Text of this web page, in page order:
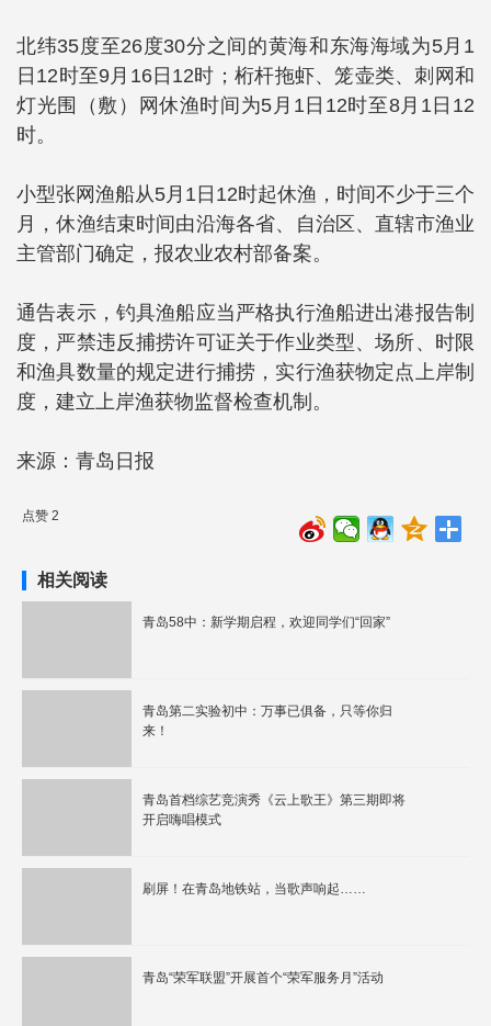
北纬35度至26度30分之间的黄海和东海海域为5月1
日12时至9月16日12时；桁杆拖虾、笼壶类、刺网和
灯光围（敷）网休渔时间为5月1日12时至8月1日12
时。
小型张网渔船从5月1日12时起休渔，时间不少于三个
月，休渔结束时间由沿海各省、自治区、直辖市渔业
主管部门确定，报农业农村部备案。
通告表示，钓具渔船应当严格执行渔船进出港报告制
度，严禁违反捕捞许可证关于作业类型、场所、时限
和渔具数量的规定进行捕捞，实行渔获物定点上岸制
度，建立上岸渔获物监督检查机制。
来源：青岛日报
点赞 2
相关阅读
青岛58中：新学期启程，欢迎同学们“回家”
青岛第二实验初中：万事已俱备，只等你归
来！
青岛首档综艺竞演秀《云上歌王》第三期即将
开启嗨唱模式
刷屏！在青岛地铁站，当歌声响起……
青岛“荣军联盟”开展首个“荣军服务月”活动